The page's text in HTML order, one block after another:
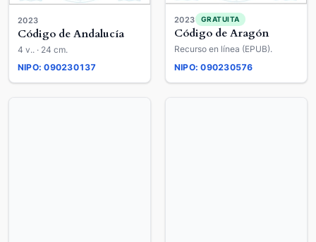
2023
Código de Andalucía
4 v.. · 24 cm.
NIPO: 090230137
2023 GRATUITA
Código de Aragón
Recurso en línea (EPUB).
NIPO: 090230576